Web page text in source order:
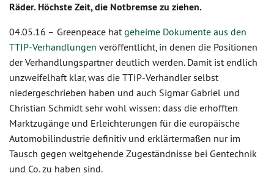
Räder. Höchste Zeit, die Notbremse zu ziehen.
04.05.16 – Greenpeace hatgeheime Dokumente aus den
TTIP-Verhandlungen veröffentlicht, in denen die Positionen
der Verhandlungspartner deutlich werden. Damit ist endlich
unzweifelhaft klar, was die TTIP-Verhandler selbst
niedergeschrieben haben und auch Sigmar Gabriel und
Christian Schmidt sehr wohl wissen: dass die erhofften
Marktzugänge und Erleichterungen für die europäische
Automobilindustrie definitiv und erklärtermaßen nur im
Tausch gegen weitgehende Zugeständnisse bei Gentechnik
und Co. zu haben sind.